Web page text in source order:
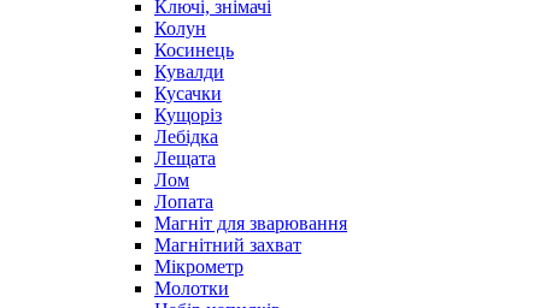
Ключі, знімачі
Колун
Косинець
Кувалди
Кусачки
Кущоріз
Лебідка
Лещата
Лом
Лопата
Магніт для зварювання
Магнітний захват
Мікрометр
Молотки